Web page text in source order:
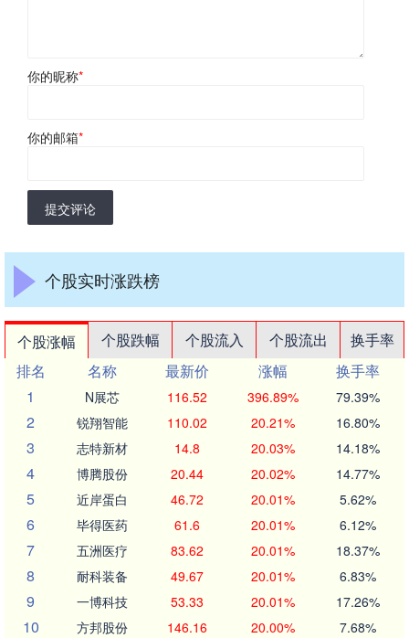
你的昵称*
你的邮箱*
提交评论
个股实时涨跌榜
个股涨幅 个股跌幅 个股流入 个股流出
换手率
排名
名称 最新价 涨幅
换手率
1
N展芯 116.52 396.89% 79.39%
2 锐翔智能 110.02 20.21% 16.80%
3 志特新材 14.8 20.03% 14.18%
4 博腾股份 20.44 20.02% 14.77%
5 近岸蛋白 46.72 20.01% 5.62%
6 毕得医药 61.6 20.01% 6.12%
7 五洲医疗 83.62 20.01% 18.37%
8 耐科装备 49.67 20.01% 6.83%
9 一博科技 53.33 20.01% 17.26%
10 方邦股份 146.16 20.00% 7.68%